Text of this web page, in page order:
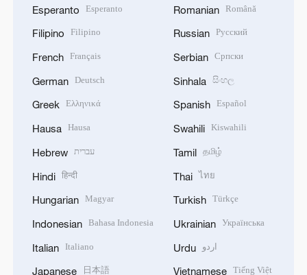
Esperanto Esperanto
Filipino Filipino
French Français
German Deutsch
Greek Ελληνικά
Hausa Hausa
Hebrew עברית
Hindi हिन्दी
Hungarian Magyar
Indonesian Bahasa Indonesia
Italian Italiano
Japanese 日本語
Romanian Română
Russian Русский
Serbian Српски
Sinhala සිංහල
Spanish Español
Swahili Kiswahili
Tamil தமிழ்
Thai ไทย
Turkish Türkçe
Ukrainian Українська
Urdu اردو
Vietnamese Tiếng Việt